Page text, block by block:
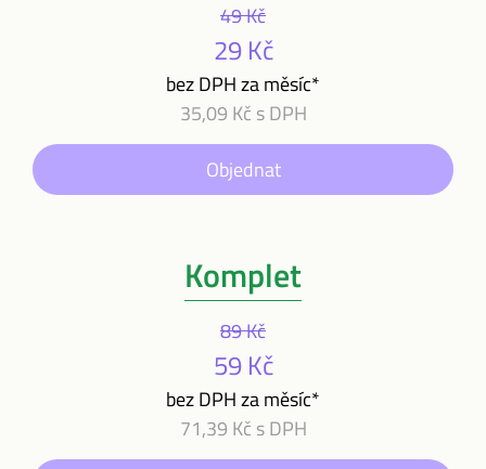
49 Kč
29 Kč
bez DPH za měsíc*
35,09 Kč s DPH
Objednat
Komplet
89 Kč
59 Kč
bez DPH za měsíc*
71,39 Kč s DPH